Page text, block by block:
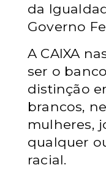
da
Governo
A CAIXA
ser o
distinção
brancos,
mulheres,
qualquer
racial.